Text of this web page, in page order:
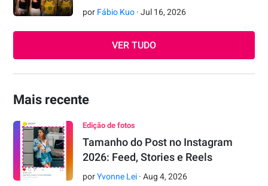
por Fábio Kuo ·Jul 16,2026
VER TUDO
Mais recente
Edição de fotos
Tamanho do Post no Instagram
2026: Feed, Stories e Reels
porYvonne Lei ·Aug 4,2026